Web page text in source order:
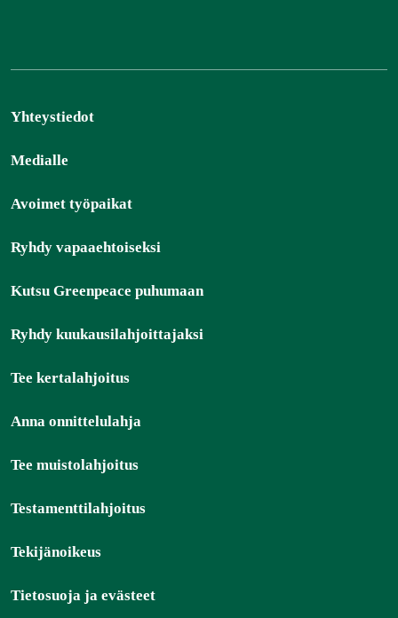
Yhteystiedot
Medialle
Avoimet työpaikat
Ryhdy vapaaehtoiseksi
Kutsu Greenpeace puhumaan
Ryhdy kuukausilahjoittajaksi
Tee kertalahjoitus
Anna onnittelulahja
Tee muistolahjoitus
Testamenttilahjoitus
Tekijänoikeus
Tietosuoja ja evästeet